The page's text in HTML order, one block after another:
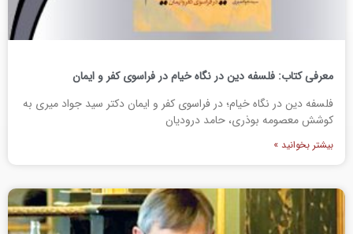
معرفی کتاب: فلسفه دین در نگاه خیام در فراسوی کفر و ایمان
فلسفه دین در نگاه خیام؛ در فراسوی کفر و ایمان دکتر سید جواد میری به
کوشش معصومه بوذری، حامد درودیان
بیشتر بخوانید »